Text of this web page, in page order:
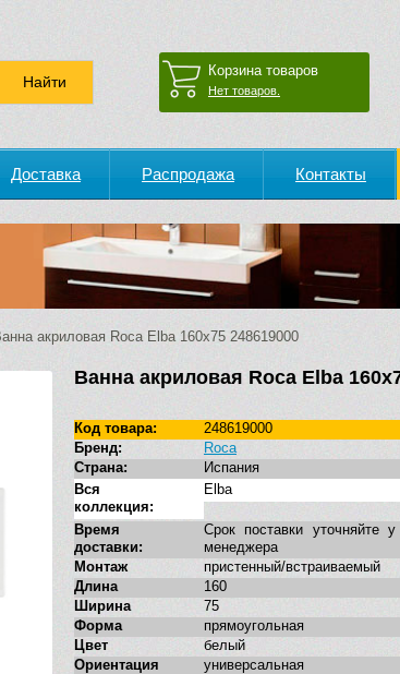
Корзина товаров
Нет товаров.
Доставка Распродажа Контакты
акриловая Roca Elba 160х75 248619000
Ванна акриловая Roca Elba
Код товара:
248619000
Бренд:
Roca
Страна:
Испания
Вся
коллекция:
Elba
Время
доставки:
Срок поставки уточняйте у
менеджера
Монтаж
пристенный/встраиваемый
Длина
160
Ширина
75
Форма
прямоугольная
Цвет
белый
Ориентация
универсальная